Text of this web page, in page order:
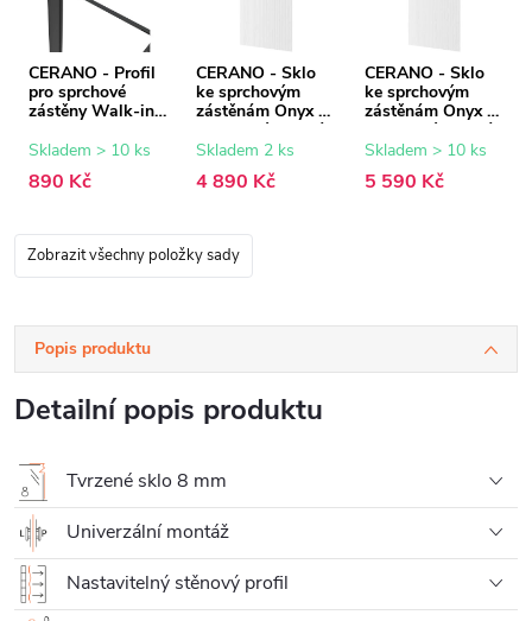
CERANO - Profil
pro sprchové
zástěny Walk-in
černá matná - 15
Skladem > 10 ks
890 Kč
CERANO - Sklo
ke sprchovým
zástěnám Onyx -
8 mm - rýhované
sklo - 100x200
Skladem 2 ks
4 890 Kč
CERANO - Sklo
ke sprchovým
zástěnám Onyx -
8 mm - rýhované
sklo - 120x200
Skladem > 10 ks
5 590 Kč
Zobrazit všechny položky sady
Popis produktu
Detailní popis produktu
Tvrzené sklo 8 mm
Univerzální montáž
Nastavitelný stěnový profil